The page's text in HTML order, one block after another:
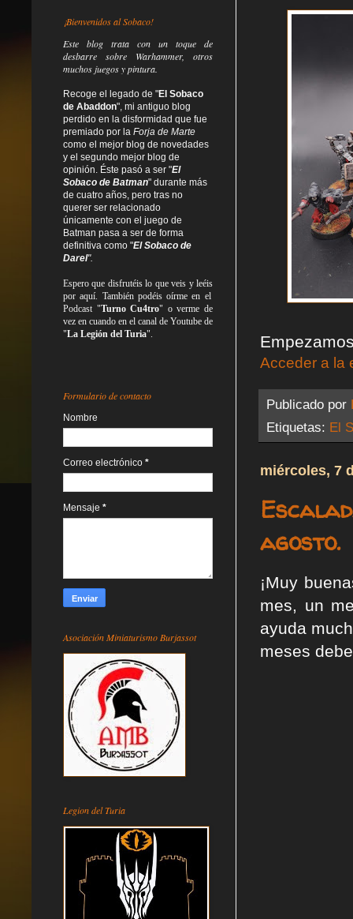
Acceder a la
Publicado por
Etiquetas: El
miércoles, 7
agosto.
¡Muy
mes, un
ayuda
meses
¡Bienvenidos al Sobaco!
Este blog trata con un toque de
desbarre sobre Warhammer, otros
muchos juegos y pintura.
Recoge el legado de "El Sobaco
de Abaddon", mi antiguo blog
perdido en la disformidad que fue
premiado por la Forja de Marte
como el mejor blog de novedades
y el segundo mejor blog de
opinión. Éste pasó a ser "El
Sobaco de Batman" durante más
de cuatro años, pero tras no
querer ser relacionado
únicamente con el juego de
Batman pasa a ser de forma
definitiva como "El Sobaco de
Darel".
Espero que disfrutéis lo queveis yleéis
por aquí. También podéis oírme en el
Podcast "Turno Cu4tro" o verme de
vez en cuando en el canal de Youtube de
"La Legión del Turia".
Formulario de contacto
Nombre
Correo electrónico *
Mensaje *
Asociación Miniaturismo Burjassot
Legion del Turia